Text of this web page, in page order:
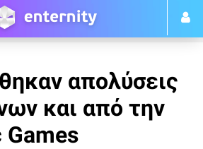
απολύσεις
και από την